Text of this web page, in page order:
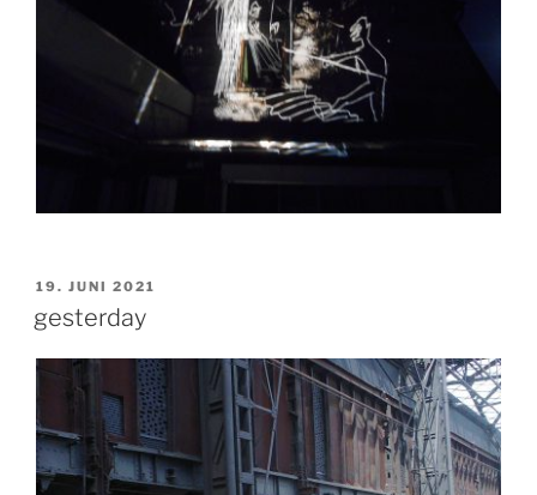
VERÖFFENTLICHT
19. JUNI 2021
gesterday